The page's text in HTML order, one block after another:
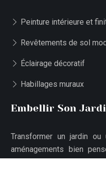
Peinture intérieure et
Revêtements de sol
Éclairage décoratif
Habillages muraux
Embellir Son
Transformer un jardin
aménagements bien